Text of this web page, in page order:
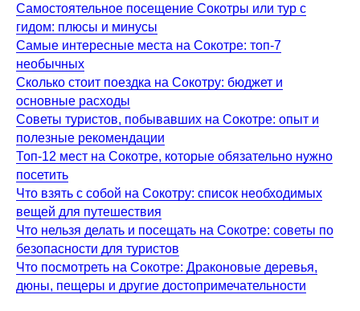
Самостоятельное посещение Сокотры или тур с
гидом: плюсы и минусы
Самые интересные места на Сокотре: топ-7
необычных
Сколько стоит поездка на Сокотру: бюджет и
основные расходы
Советы туристов, побывавших на Сокотре: опыт и
полезные рекомендации
Топ-12 мест на Сокотре, которые обязательно нужно
посетить
Что взять с собой на Сокотру: список необходимых
вещей для путешествия
Что нельзя делать и посещать на Сокотре: советы по
безопасности для туристов
Что посмотреть на Сокотре: Драконовые деревья,
дюны, пещеры и другие достопримечательности